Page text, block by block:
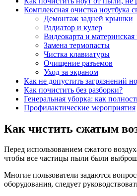
Комплексная очистка ноутбука
Демонтаж задней крышки
Радиатор и кулер
Видеокарта и материнская
Замена термопасты
Чистка клавиатуры
Очищение разъемов
Уход за экраном
Как не допустить загрязнений
Как почистить без разборки?
Генеральная уборка: как
Профилактические мероприятия
Как чистить сжатым
Перед использованием сжатого
чтобы все частицы пыли были
Многие пользователи задаются
оборудования, следует